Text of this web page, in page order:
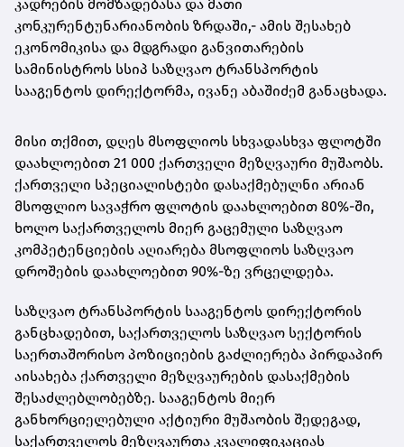
კადრების მომზადებასა და მათი
კონკურენტუნარიანობის ზრდაში,- ამის შესახებ
ეკონომიკისა და მდგრადი განვითარების
სამინისტროს სსიპ საზღვაო ტრანსპორტის
სააგენტოს დირექტორმა, ივანე აბაშიძემ განაცხადა.
მისი თქმით, დღეს მსოფლიოს სხვადასხვა ფლოტში
დაახლოებით 21 000 ქართველი მეზღვაური მუშაობს.
ქართველი სპეციალისტები დასაქმებულნი არიან
მსოფლიო სავაჭრო ფლოტის დაახლოებით 80%-ში,
ხოლო საქართველოს მიერ გაცემული საზღვაო
კომპეტენციების აღიარება მსოფლიოს საზღვაო
დროშების დაახლოებით 90%-ზე ვრცელდება.
საზღვაო ტრანსპორტის სააგენტოს დირექტორის
განცხადებით, საქართველოს საზღვაო სექტორის
საერთაშორისო პოზიციების გაძლიერება პირდაპირ
აისახება ქართველი მეზღვაურების დასაქმების
შესაძლებლობებზე. სააგენტოს მიერ
განხორციელებული აქტიური მუშაობის შედეგად,
საქართველოს მეზღვაურთა კვალიფიკაციას